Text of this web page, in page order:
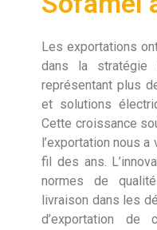
Les exportations
dans la stratégie
représentant plus
et solutions
Cette croissance
l’exportation nous
fil des ans.
normes de
livraison dans les
d’exportation de